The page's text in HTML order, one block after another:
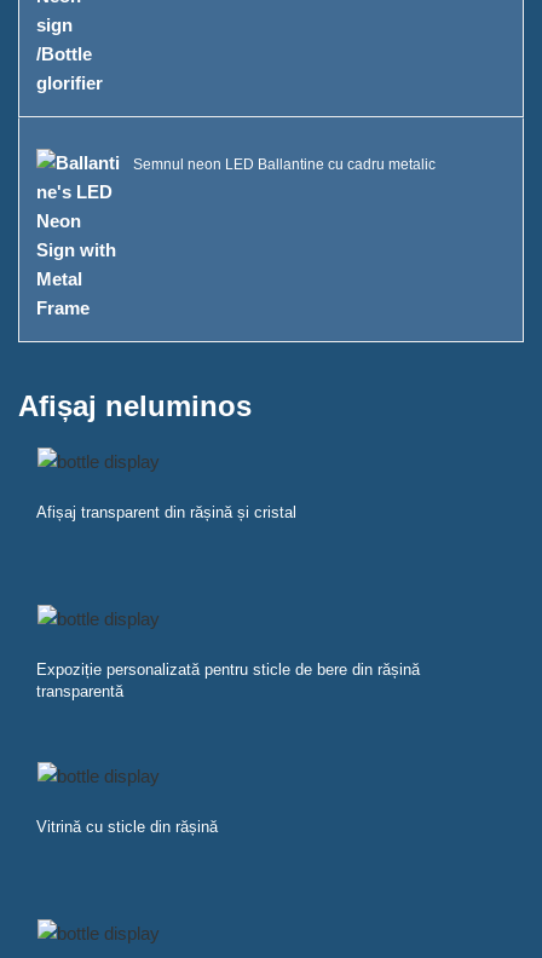
Știri
Contactează-ne
Semnul neon LED Ballantine cu cadru metalic
Afișaj neluminos
Afișaj transparent din rășină și cristal
Expoziție personalizată pentru sticle de bere din rășină
transparentă
Vitrină cu sticle din rășină